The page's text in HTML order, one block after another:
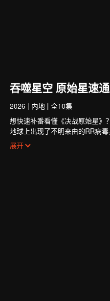
吞噬星空 原始星速
2026 | 内地 | 全10集
想快速补番看懂《决战原始星》
地球上出现了不明来由的RR病
了质的飞越。而这其中的佼佼者
罗峰立志成为武者，前路却并不
展开